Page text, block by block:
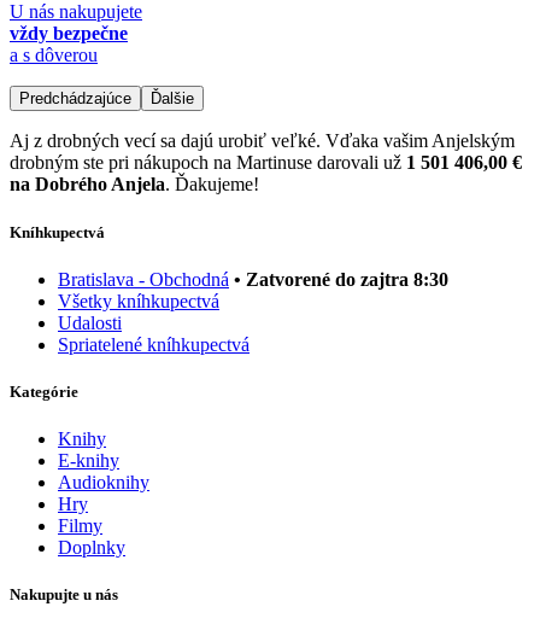
U nás nakupujete
vždy bezpečne
a s dôverou
Predchádzajúce Ďalšie
Aj z drobných vecí sa dajú urobiť veľké. Vďaka vašim Anjelským
drobným ste pri nákupoch na Martinuse darovali už 1 501 406,00 €
na Dobrého Anjela. Ďakujeme!
Kníhkupectvá
Bratislava - Obchodná • Zatvorené do zajtra 8:30
Všetky kníhkupectvá
Udalosti
Spriatelené kníhkupectvá
Kategórie
Knihy
E-knihy
Audioknihy
Hry
Filmy
Doplnky
Nakupujte u nás